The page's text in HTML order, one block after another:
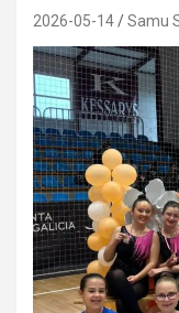
2026-05-14 Samu